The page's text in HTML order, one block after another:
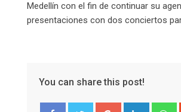
Medellín con el fin de continuar su
presentaciones con dos conciertos
You can share this post!
Google+ LinkedIn